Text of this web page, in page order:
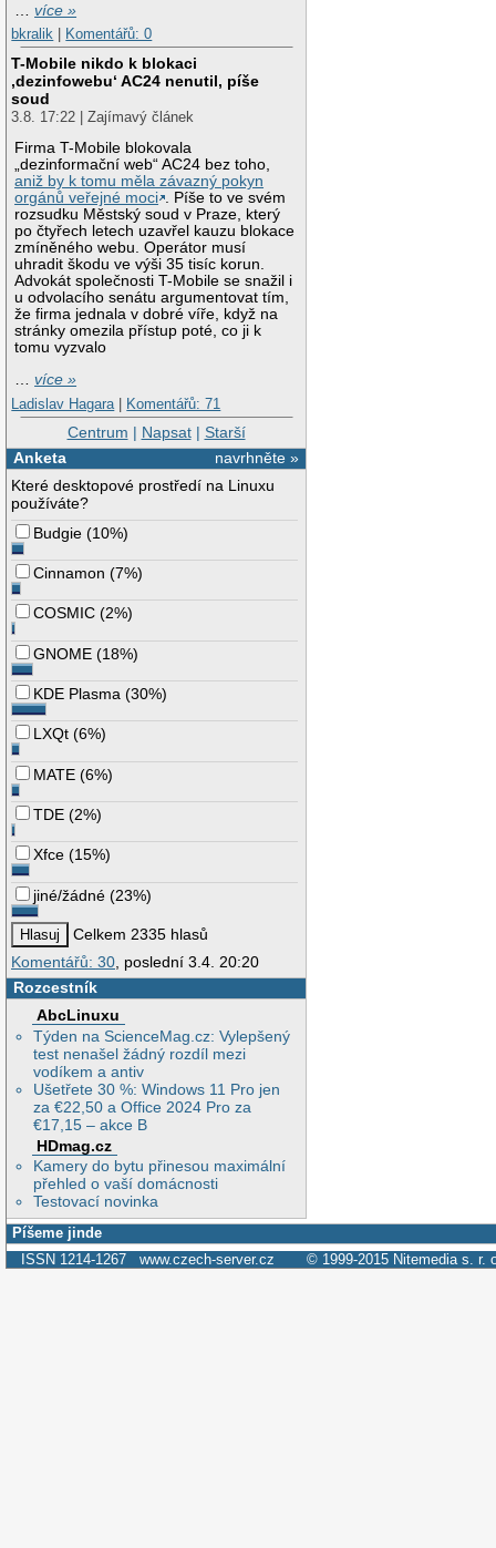
…více »
bkralik
Komentářů: 0
T-Mobile nikdo k blokaci
‚dezinfowebu‘ AC24 nenutil, píše
soud
3.8. 17:22 | Zajímavý článek
Firma T-Mobile blokovala
„dezinformační web“ AC24 bez toho,
aniž by k tomu měla závazný pokyn
orgánů veřejné moci . Píše to ve svém
rozsudku Městský soud v Praze, který
po čtyřech letech uzavřel kauzu blokace
zmíněného webu. Operátor musí
uhradit škodu ve výši 35 tisíc korun.
Advokát společnosti T-Mobile se snažil i
u odvolacího senátu argumentovat tím,
že firma jednala v dobré víře, když na
stránky omezila přístup poté, co ji k
tomu vyzvalo
…více »
Ladislav Hagara | Komentářů: 71
Centrum | Napsat| Starší
navrhněte »
Anketa
Které desktopové prostředí na Linuxu
používáte?
Budgie (10%)
Cinnamon (7%)
COSMIC (2%)
GNOME (18%)
KDE Plasma (30%)
LXQt (6%)
MATE (6%)
TDE (2%)
Xfce (15%)
jiné/žádné (23%)
Celkem 2335 hlasů
Komentářů: 30, poslední 3.4. 20:20
Rozcestník
AbcLinuxu
Týden na ScienceMag.cz: Vylepšený
test nenašel žádný rozdíl mezi
vodíkem a antiv
Ušetřete 30 %: Windows 11 Pro jen
za €22,50 a Office 2024 Pro za
€17,15 – akce B
HDmag.cz
Kamery do bytu přinesou maximální
přehled o vaší domácnosti
Testovací novinka
Píšeme jinde
ISSN 1214-1267 www.czech-server.cz © 1999-2015 Nitemedia s. r.